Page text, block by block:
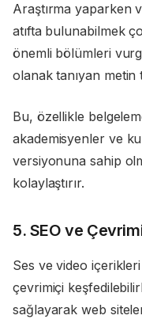
Araştırma yaparken
atıfta bulunabilmek
önemli bölümleri
olanak tanıyan metin
Bu, özellikle
akademisyenler ve
versiyonuna sahip
kolaylaştırır.
5. SEO ve
Ses ve video
çevrimiçi
sağlayarak web